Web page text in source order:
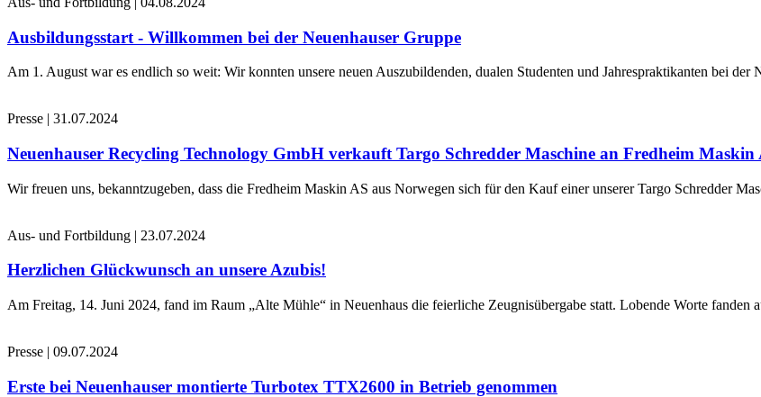
Ausbildungsstart - Willkommen bei der Neuenhauser Gruppe
Am 1. August war es endlich so weit: Wir konnten unsere neuen Auszubildenden, dualen Studenten und Jahrespraktikanten bei der
Presse | 31.07.2024
Neuenhauser Recycling Technology GmbH verkauft Targo Schredder Maschine an Fredheim Maskin
Wir freuen uns, bekanntzugeben, dass die Fredheim Maskin AS aus Norwegen sich für den Kauf einer unserer Targo Schredder
Aus- und Fortbildung | 23.07.2024
Herzlichen Glückwunsch an unsere Azubis!
Am Freitag, 14. Juni 2024, fand im Raum „Alte Mühle“ in Neuenhaus die feierliche Zeugnisübergabe statt. Lobende Worte fanden
Presse | 09.07.2024
Erste bei Neuenhauser montierte Turbotex TTX2600 in Betrieb genommen